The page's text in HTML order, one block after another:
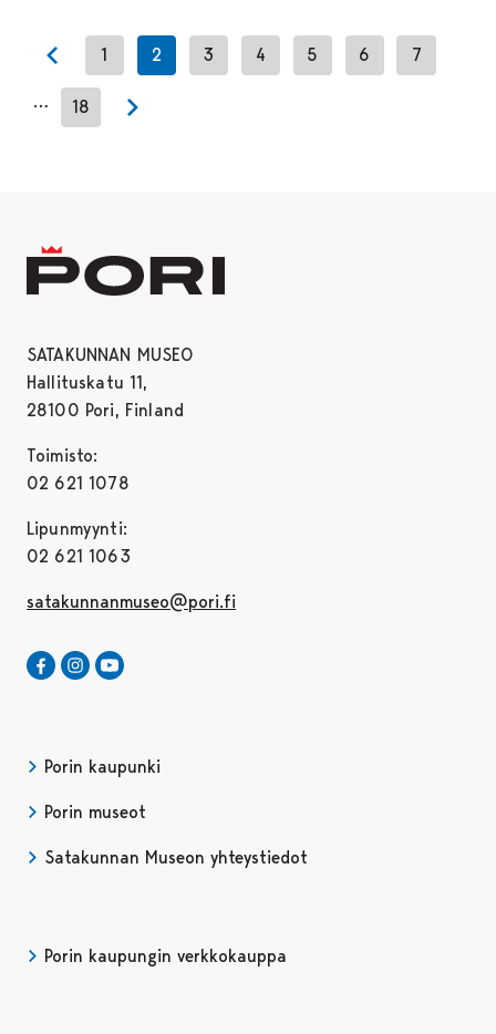
Previous page
1 2 3 4 5 6 7
… 18
Next page
SATAKUNNAN MUSEO
Hallituskatu 11,
28100 Pori, Finland
Toimisto:
02 621 1078
Lipunmyynti:
02 621 1063
satakunnanmuseo@pori.fi
Satakunnan Museo Facebookissa
Avautuu uudessa välilehdessä
Satakunnan Museo Instagrammissa
Avautuu uudessa välilehdessä
Porin kaupunki
Porin museot
Satakunnan Museon yhteystiedot
Porin kaupungin verkkokauppa